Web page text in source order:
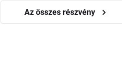
Az összes részvény